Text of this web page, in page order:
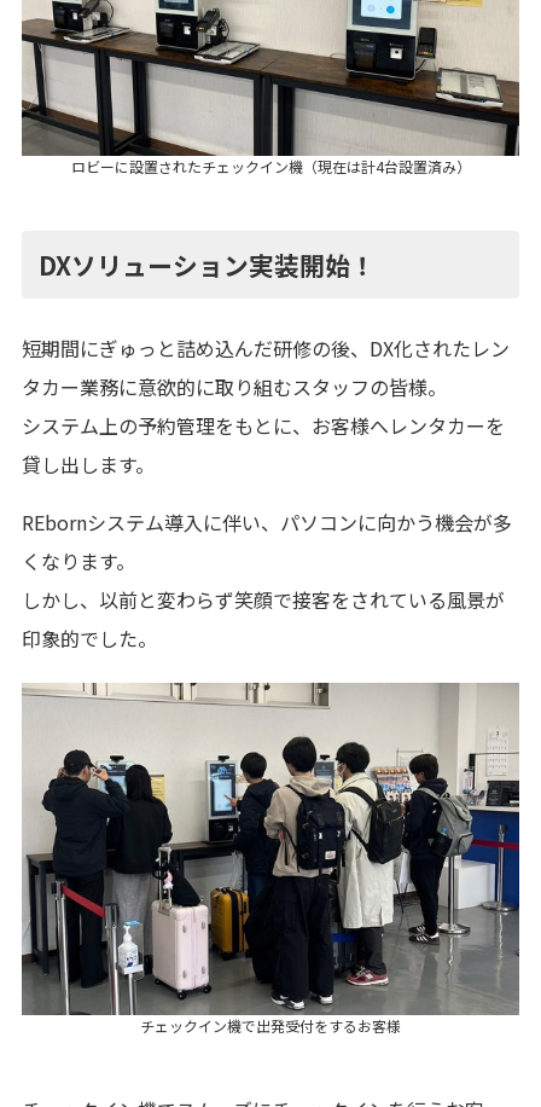
ロビーに設置されたチェックイン機（現在は計4台設置済み）
DXソリューション実装開始！
短期間にぎゅっと詰め込んだ研修の後、DX化されたレン
タカー業務に意欲的に取り組むスタッフの皆様。
システム上の予約管理をもとに、お客様へレンタカーを
貸し出します。
REbornシステム導入に伴い、パソコンに向かう機会が多
くなります。
しかし、以前と変わらず笑顔で接客をされている風景が
印象的でした。
チェックイン機で出発受付をするお客様